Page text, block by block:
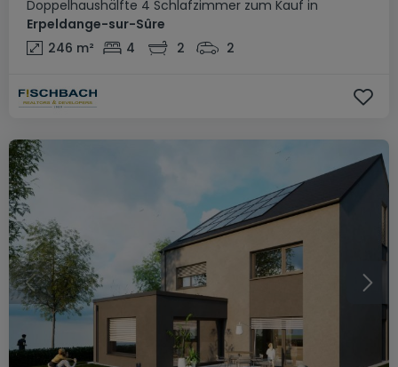
Doppelhaushälfte 4 Schlafzimmer zum Kauf in
Erpeldange-sur-Sûre
246 m² 4 2 2